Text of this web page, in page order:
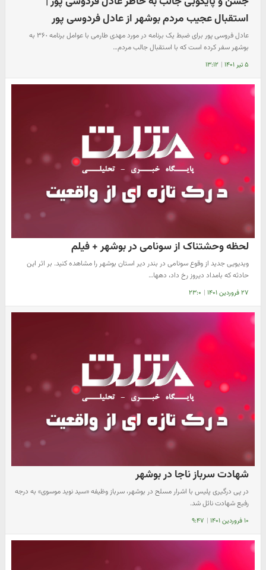
استقبال عجیب مردم بوشهر از عادل فردوسی پور
عادل فروسی پور برای ضبط یک برنامه در مورد مهدی طارمی با عوامل برنامه ٣۶٠ به
بوشهر سفر کرده است که با استقبال جالب مردم…
۵ تیر ۱۴۰۱ | ۱۳:۱۲
لحظه وحشتناک از سونامی در بوشهر + فیلم
ویدیویی جدید از وقوع سونامی در بندر دیر استان بوشهر را مشاهده کنید. بر اثر این
حادثه که بامداد دیروز رخ داد، دهها…
۲۷ فروردین ۱۴۰۱ | ۲۳:۰
شهادت سرباز ناجا در بوشهر
در پی درگیری پلیس با اشرار مسلح در بوشهر، سرباز وظیفه «سید نوید موسوی» به درجه
رفیع شهادت نائل شد.
۱۰ فروردین ۱۴۰۱ | ۹:۴۷